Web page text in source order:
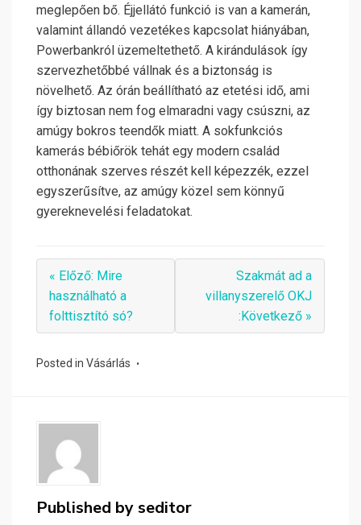
meglepően bő. Éjjellátó funkció is van a kamerán,
valamint állandó vezetékes kapcsolat hiányában,
Powerbankról üzemeltethető. A kirándulások így
szervezhetőbbé vállnak és a biztonság is
növelhető. Az órán beállítható az etetési idő, ami
így biztosan nem fog elmaradni vagy csúszni, az
amúgy bokros teendők miatt. A sokfunkciós
kamerás bébiőrök tehát egy modern család
otthonának szerves részét kell képezzék, ezzel
egyszerűsítve, az amúgy közel sem könnyű
gyereknevelési feladatokat.
« Előző: Mire
használható a
folttisztító só?
Szakmát ad a
villanyszerelő OKJ
:Következő »
Posted in Vásárlás
Published byseditor